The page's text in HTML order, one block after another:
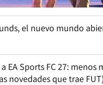
el nuevo mundo
EA Sports FC 27: menos
novedades que trae FUT)